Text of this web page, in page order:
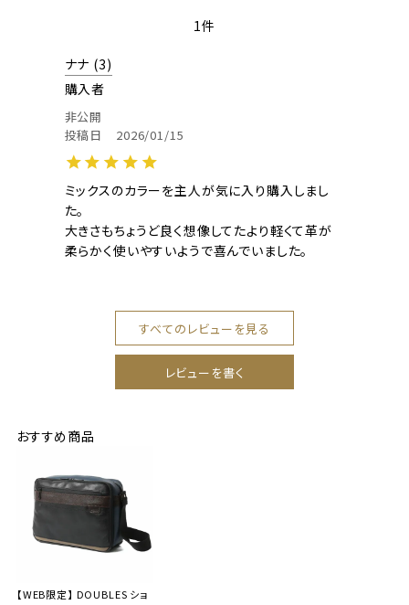
1
ナナ 3
購入者
非公開
投稿日
2026/01/15
ミックスのカラーを主人が気に入り購入しまし
た。
大きさもちょうど良く想像してたより軽くて革が
柔らかく使いやすいようで喜んでいました。
すべてのレビューを見る
レビューを書く
おすすめ商品
【WEB限定】 DOUBLES ショ